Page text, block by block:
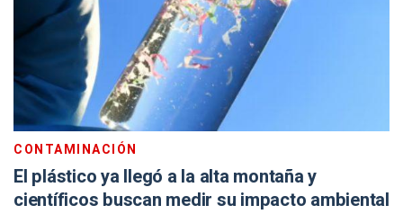
CONTAMINACIÓN
El plástico ya llegó a la alta montaña y
científicos buscan medir su impacto ambiental